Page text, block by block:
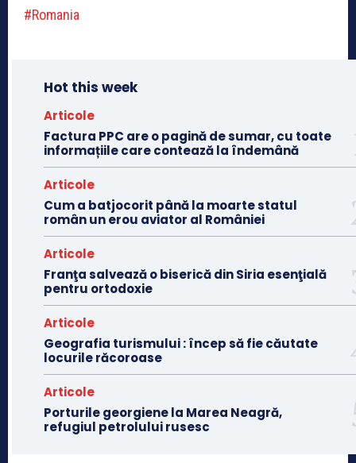
#Romania
Hot this week
Articole
Factura PPC are o pagină de sumar, cu toate
informațiile care contează la îndemână
Articole
Cum a batjocorit până la moarte statul
român un erou aviator al României
Articole
Franţa salvează o biserică din Siria esenţială
pentru ortodoxie
Articole
Geografia turismului : încep să fie căutate
locurile răcoroase
Articole
Porturile georgiene la Marea Neagră,
refugiul petrolului rusesc